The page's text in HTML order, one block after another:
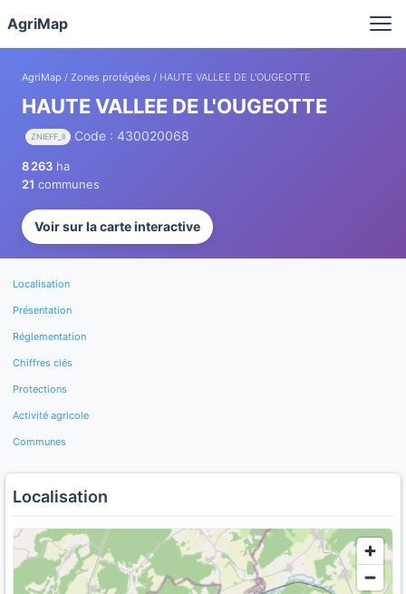
AgriMap
AgriMap / Zones protégées / HAUTE VALLEE DE L'OUGEOTTE
HAUTE VALLEE DE L'OUGEOTTE
ZNIEFF_II Code : 430020068
8 263 ha
21 communes
Voir sur la carte interactive
Localisation
Présentation
Réglementation
Chiffres clés
Protections
Activité agricole
Communes
Localisation